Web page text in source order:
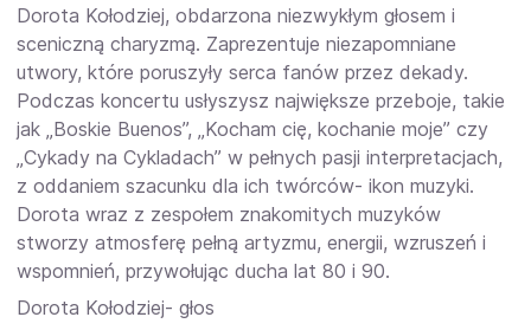
Dorota Kołodziej, obdarzona niezwykłym głosem i
sceniczną charyzmą. Zaprezentuje niezapomniane
utwory, które poruszyły serca fanów przez dekady.
Podczas koncertu usłyszysz największe przeboje, takie
jak „Boskie Buenos”, „Kocham cię, kochanie moje” czy
„Cykady na Cykladach” w pełnych pasji interpretacjach,
z oddaniem szacunku dla ich twórców- ikon muzyki.
Dorota wraz z zespołem znakomitych muzyków
stworzy atmosferę pełną artyzmu, energii, wzruszeń i
wspomnień, przywołując ducha lat 80 i 90.
Dorota Kołodziej- głos